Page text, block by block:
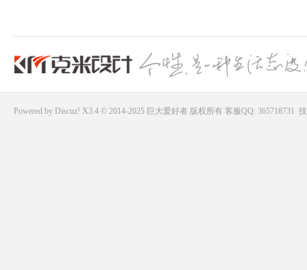
Powered by Discuz! X3.4 © 2014-2025 巨大爱好者版权所有 客服QQ: 365718731